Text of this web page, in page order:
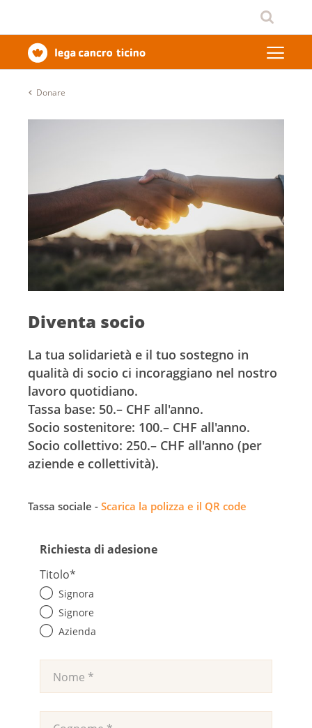
Donare
Diventa socio
La tua solidarietà e il tuo sostegno in
qualità di socio ci incoraggiano nel nostro
lavoro quotidiano.
Tassa base: 50.– CHF all'anno.
Socio sostenitore: 100.– CHF all'anno.
Socio collettivo: 250.– CHF all'anno (per
aziende e collettività).
Tassa sociale - Scarica la polizza e il QR code
Richiesta di adesione
Titolo*
Signora
Signore
Azienda